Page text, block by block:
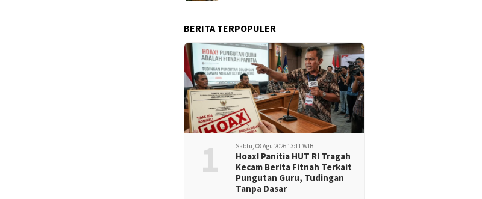
BERITA TERPOPULER
1 Sabtu, 08 Agu 2026 13:11 WIB
Hoax! Panitia HUT RI Tragah
Kecam Berita Fitnah Terkait
Pungutan Guru, Tudingan
Tanpa Dasar